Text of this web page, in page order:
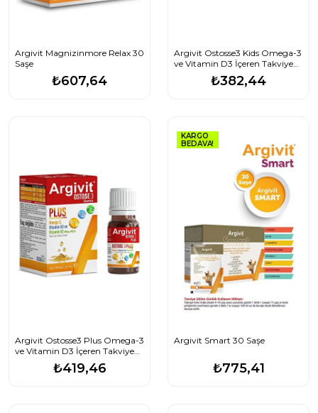
Argivit Magnizinmore Relax 30
Saşe
₺607,64
Argivit Ostosse3 Kids Omega-3
ve Vitamin D3 İçeren Takviye
Edici Gıda 10 ml₺382,44
Argivit Ostosse3 Plus Omega-3
ve Vitamin D3 İçeren Takviye
Edici Gıda 10 ml₺419,46
KARGO
BEDAVA!
Argivit Smart 30 Saşe
₺775,41